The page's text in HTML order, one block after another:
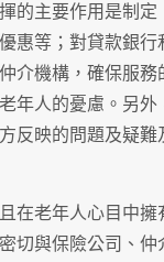
的主要作用是制定
惠等；對貸款銀
介機構，確保服
年人的憂慮。另
反映的問題及疑難
在老年人心目中擁
切與保險公司、